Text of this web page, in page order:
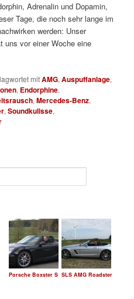
Adrenalin und Dopamin,
Tage, die noch sehr lange im
werden: Unser
uns vor einer Woche eine
mitAMG,Auspuffanlage,
, Endorphine,
,Mercedes-Benz,
,Soundkulisse,
SLS AMG Roadster
Porsche Boxster S